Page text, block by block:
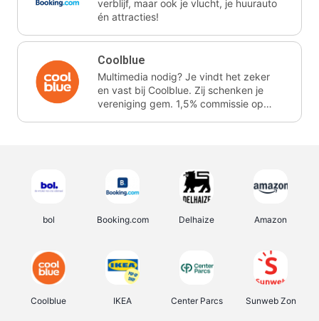
verblijf, maar ook je vlucht, je huurauto
én attracties!
Coolblue
Multimedia nodig? Je vindt het zeker
en vast bij Coolblue. Zij schenken je
vereniging gem. 1,5% commissie op
bol Booking.com Delhaize Amazon
Coolblue IKEA Center Parcs Sunweb Zon